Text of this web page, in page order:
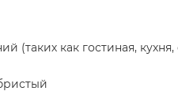
как гостиная, кухня,